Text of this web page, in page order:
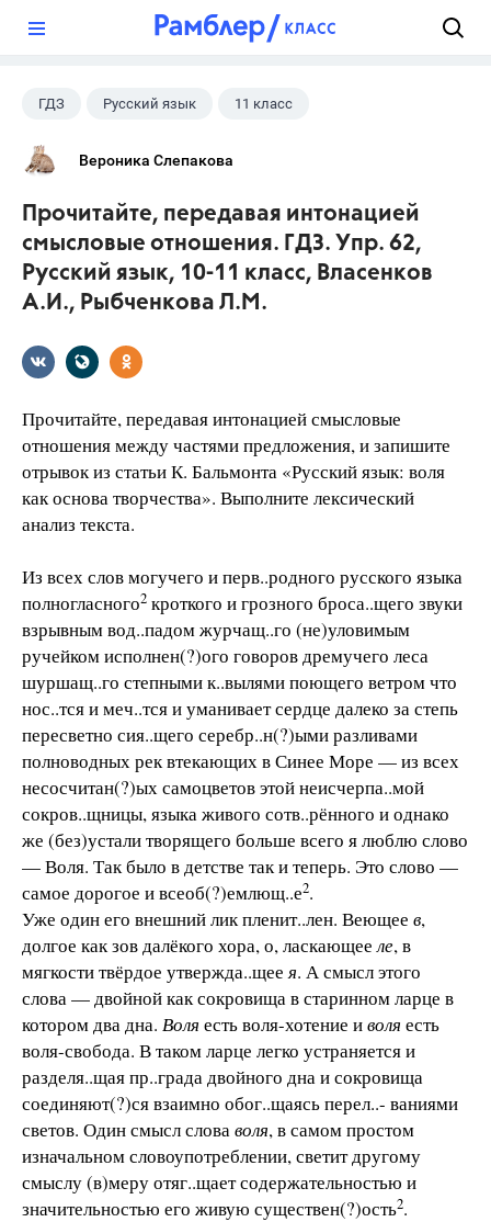
ГДЗ Русский язык 11 класс
10 класс
Вероника Слепакова
Прочитайте, передавая интонацией
смысловые отношения. ГДЗ. Упр. 62,
Русский язык, 10-11 класс, Власенков
А.И., Рыбченкова Л.М.
Прочитайте, передавая интонацией смысловые
отношения между частями предложения, и запишите
отрывок из статьи К. Бальмонта «Русский язык: воля
как основа творчества». Выполните лексический
анализ текста.
Из всех слов могучего и перв..родного русского язы­ка
полногласного2 кроткого и грозного броса..щего звуки
взрывным вод..падом журчащ..го (не)уловимым
ручейком исполнен(?)ого говоров дремучего леса
шуршащ..го степ­ными к..вылями поющего ветром что
нос..тся и меч..тся и уманивает сердце далеко за степь
пересветно сия..щего серебр..н(?)ыми разливами
полноводных рек втекающих в Синее Море — из всех
несосчитан(?)ых самоцветов этой неисчерпа..мой
сокров..щницы, языка живого сотв..рённого и однако
же (без)устали творящего больше всего я люблю слово
— Воля. Так было в детстве так и теперь. Это слово —
самое дорогое и всеоб(?)емлющ..е2.
Уже один его внешний лик пленит..лен. Веющее в,
долгое как зов далёкого хора, о, ласкающееле, в
мягкости твёрдое утвержда..щеея. А смысл этого
слова — двойной как сокровища в старинном ларце в
котором два дна. Воля есть воля-хотение иволя есть
воля-свобода. В таком ларце легко устраняется и
разделя..щая пр..града двойного дна и сокровища
соединяют(?)ся взаимно обог..щаясь перел..- ваниями
светов. Один смысл словаволя, в самом простом
изначальном словоупотреблении, светит другому
смыслу (в)меру отяг..щает содержательностью и
значительностью его живую существен(?)ость2.